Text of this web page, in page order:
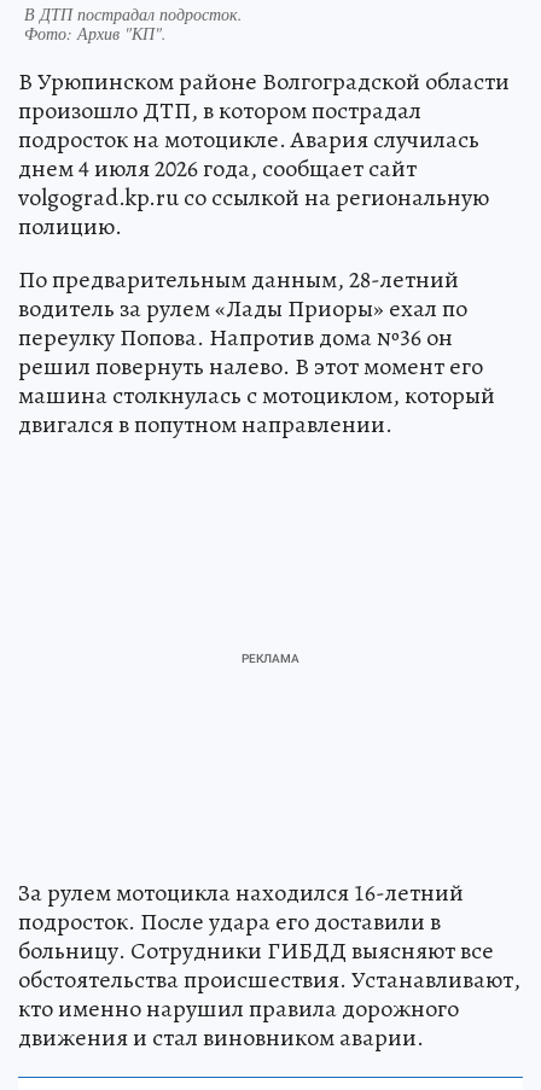
В ДТП пострадал подросток.
Фото: Архив "КП".
В Урюпинском районе Волгоградской области
произошло ДТП, в котором пострадал
подросток на мотоцикле. Авария случилась
днем 4 июля 2026 года, сообщает сайт
volgograd.kp.ru со ссылкой на региональную
полицию.
По предварительным данным, 28-летний
водитель за рулем «Лады Приоры» ехал по
переулку Попова. Напротив дома №36 он
решил повернуть налево. В этот момент его
машина столкнулась с мотоциклом, который
двигался в попутном направлении.
За рулем мотоцикла находился 16-летний
подросток. После удара его доставили в
больницу. Сотрудники ГИБДД выясняют все
обстоятельства происшествия. Устанавливают,
кто именно нарушил правила дорожного
движения и стал виновником аварии.